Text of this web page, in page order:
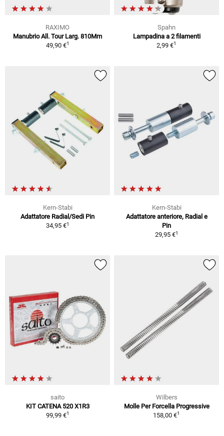
RAXIMO
Manubrio All. Tour Larg. 810Mm
49,90 €1
Spahn
Lampadina a 2 filamenti
2,99 €1
Kern-Stabi
Adattatore Radial/Sedi Pin
34,95 €1
Kern-Stabi
Adattatore anteriore, Radial e
Pin
29,95 €1
saito
KIT CATENA 520 X1R3
99,99 €1
Wilbers
Molle Per Forcella Progressive
158,00 €1